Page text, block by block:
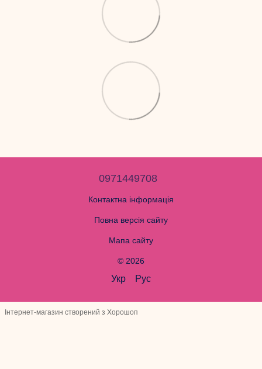
0971449708
Контактна інформація
Повна версія сайту
Мапа сайту
© 2026
Укр Рус
Інтернет-магазин створений з Хорошоп